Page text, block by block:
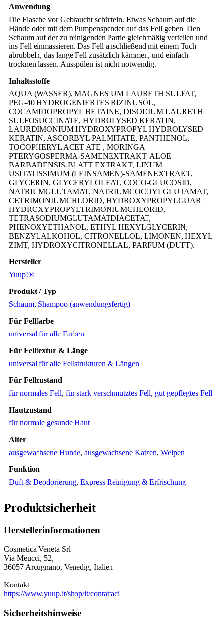
Anwendung
Die Flasche vor Gebraucht schütteln. Etwas Schaum auf die
Hände oder mit dem Pumpenspender auf das Fell geben. Den
Schaum auf der zu reinigenden Partie gleichmäßig verteilen und
ins Fell einmassieren. Das Fell anschließend mit einem Tuch
abrubbeln, das lange Fell zusätzlich kämmen, und einfach
trocknen lassen. Ausspülen ist nicht notwendig.
Inhaltsstoffe
AQUA (WASSER), MAGNESIUM LAURETH SULFAT,
PEG-40 HYDROGENIERTES RIZINUSÖL,
COCAMIDOPROPYL BETAINE, DISODIUM LAURETH
SULFOSUCCINATE, HYDROLYSED KERATIN,
LAURDIMONIUM HYDROXYPROPYL HYDROLYSED
KERATIN, ASCORBYL PALMITATE, PANTHENOL,
TOCOPHERYL ACET ATE , MORINGA
PTERYGOSPERMA-SAMENEXTRAKT, ALOE
BARBADENSIS-BLATT EXTRAKT, LINUM
USITATISSIMUM (LEINSAMEN)-SAMENEXTRAKT,
GLYCERIN, GLYCERYLOLEAT, COCO-GLUCOSID,
NATRIUMGLUTAMAT, NATRIUMCOCOYLGLUTAMAT,
CETRIMONIUMCHLORID, HYDROXYPROPYLGUAR
HYDROXYPROPYLTRIMONIUMCHLORID,
TETRASODIUMGLUTAMATDIACETAT,
PHENOXYETHANOL, ETHYL HEXYLGLYCERIN,
BENZYLALKOHOL, CITRONELLOL, LIMONEN, HEXYL
ZIMT, HYDROXYCITRONELLAL, PARFUM (DUFT).
Hersteller
Yuup!®
Produkt / Typ
Schaum, Shampoo (anwendungsfertig)
Für Fellfarbe
universal für alle Farben
Für Felltextur & Länge
universal für alle Fellstrukturen & Längen
Für Fellzustand
für normales Fell, für stark verschmutztes Fell, gut gepflegtes Fell
Hautzustand
für normale gesunde Haut
Alter
ausgewachsene Hunde, ausgewachsene Katzen, Welpen
Funktion
Duft & Deodorierung, Express Reinigung & Erfrischung
Produktsicherheit
Herstellerinformationen
Cosmetica Veneta Srl
Via Meucci, 52,
36057 Arcugnano, Venedig, Italien
Kontakt
https://www.yuup.it/shop/it/contattaci
Sicherheitshinweise